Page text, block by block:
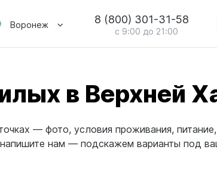
Воронеж 8 (800) 301-31-58
с 9:00 до 21:00
в Верхней
— фото, условия проживания,
нам — подскажем варианты под